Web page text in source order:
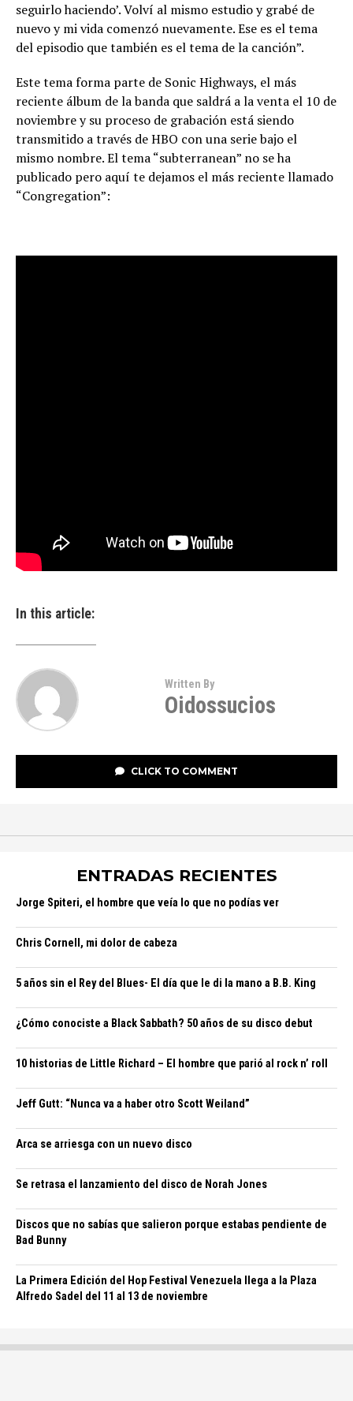
seguirlo haciendo’. Volví al mismo estudio y grabé de
nuevo y mi vida comenzó nuevamente. Ese es el tema
del episodio que también es el tema de la canción”.
Este tema forma parte de Sonic Highways, el más
reciente álbum de la banda que saldrá a la venta el 10 de
noviembre y su proceso de grabación está siendo
transmitido a través de HBO con una serie bajo el
mismo nombre. El tema “subterranean” no se ha
publicado pero aquí te dejamos el más reciente llamado
“Congregation”:
In this article:
Written By
Oidossucios
CLICK TO COMMENT
ENTRADAS RECIENTES
Jorge Spiteri, el hombre que veía lo que no podías ver
Chris Cornell, mi dolor de cabeza
5 años sin el Rey del Blues- El día que le di la mano a B.B. King
¿Cómo conociste a Black Sabbath? 50 años de su disco debut
10 historias de Little Richard – El hombre que parió al rock n’ roll
Jeff Gutt: “Nunca va a haber otro Scott Weiland”
Arca se arriesga con un nuevo disco
Se retrasa el lanzamiento del disco de Norah Jones
Discos que no sabías que salieron porque estabas pendiente de
Bad Bunny
La Primera Edición del Hop Festival Venezuela llega a la Plaza
Alfredo Sadel del 11 al 13 de noviembre